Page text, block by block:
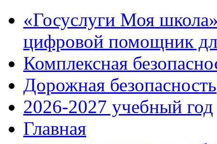
«Госуслуги Моя
цифровой помощник
Комплексная
Дорожная безопасность
2026-2027 учебный год
Главная